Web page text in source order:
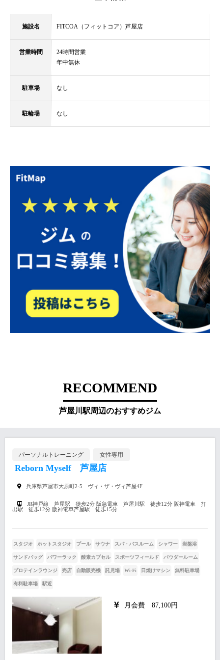
施設名 FITCOA（フィットコア）芦屋店
営業時間
24時間営業
年中無休
駐車場 なし
駐輪場 なし
RECOMMEND
芦屋川駅周辺のおすすめジム
パーソナルトレーニング 女性専用
Reborn Myself 芦屋店
兵庫県芦屋市大原町2-5 ヴィ・ザ・ヴィ芦屋4F
JR神戸線 芦屋駅 徒歩2分 阪急電車 芦屋川駅 徒歩12分 阪神電車 打
出駅 徒歩12分 阪神電車芦屋駅 徒歩15分
スタジオ ホットスタジオ プール サウナ スパ・バスルーム シャワー 岩盤浴
サンドバッグ パワーラック 酸素カプセル スポーツフィールド パウダールーム
プロテインラウンジ 売店 自動販売機 託児場 Wi-Fi 日焼けマシン 無料駐車場
有料駐車場 駅近
月会費 87,100円